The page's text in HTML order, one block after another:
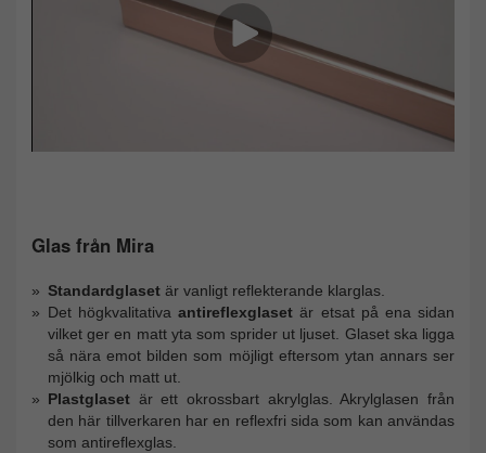
Glas från Mira
Standardglaset är vanligt reflekterande klarglas.
Det högkvalitativaantireflexglaset är etsat på ena sidan
vilket ger en matt yta som sprider ut ljuset. Glaset ska ligga
så nära emot bilden som möjligt eftersom ytan annars ser
mjölkig och matt ut.
Plastglaset är ett okrossbart akrylglas. Akrylglasen från
den här tillverkaren har en reflexfri sida som kan användas
som antireflexglas.